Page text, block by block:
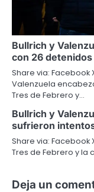
Bullrich y
con 26
Share via: Facebook
Valenzuela
Tres de Febrero y…
Bullrich y
sufrieron
Share via: Facebook
Tres de Febrero y la
Deja un